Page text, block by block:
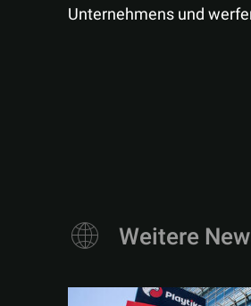
Unternehmens und
Weitere